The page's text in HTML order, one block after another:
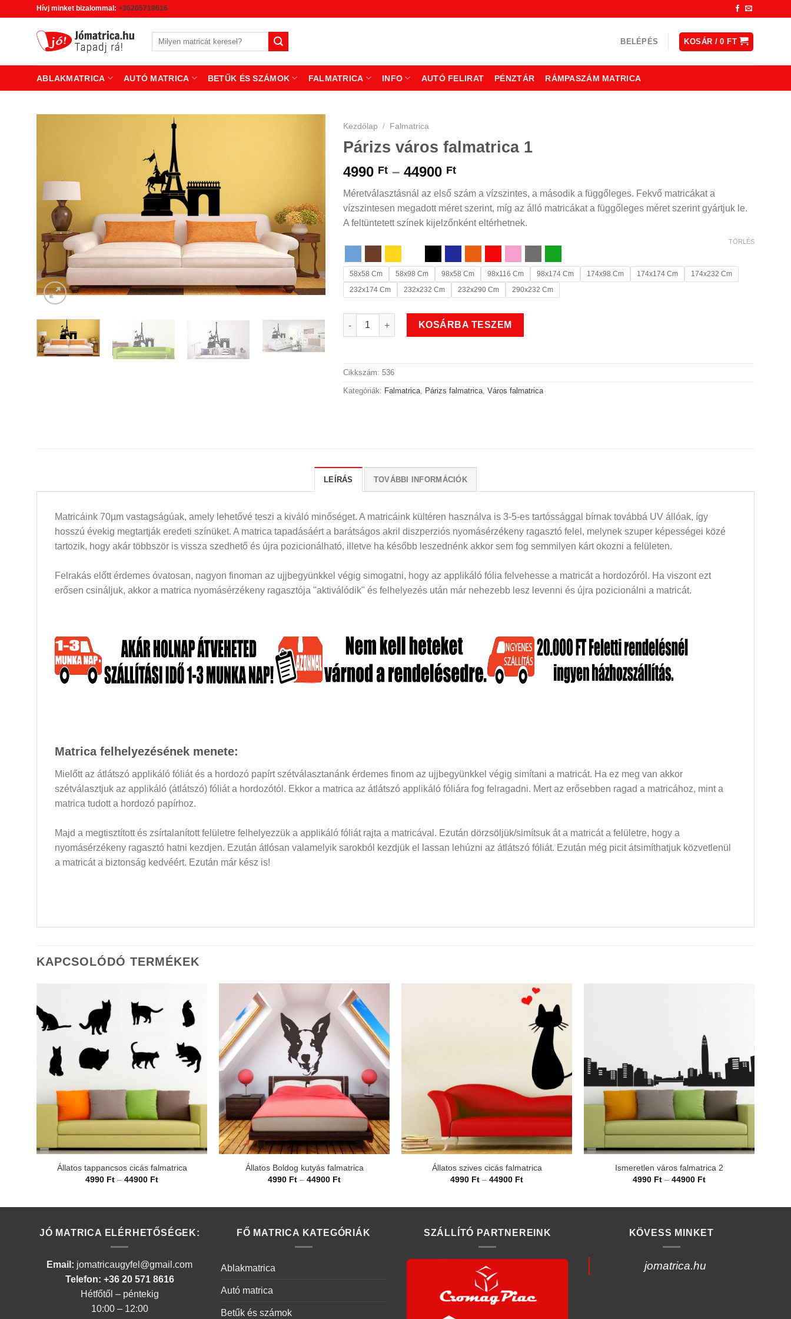
Hívj minket bizalommal: +36205718616
Keresés
BELÉPÉS KOSÁR /0FT
ABLAKMATRICA AUTÓ MATRICA BETŰK ÉS SZÁMOK FALMATRICA INFO AUTÓ FELIRAT PÉNZTÁR RÁMPASZÁM MATRICA
Kezdőlap / Falmatrica
Párizs város falmatrica 1
4990 Ft – 44900 FtÁrtartomány:
4990 Ft
-
44900 Ft
Méretválasztásnál az első szám a vízszintes, a második a függőleges. Fekvő matricákat a
vízszintesen megadott méret szerint, míg az álló matricákat a függőleges méret szerint gyártjuk le.
A feltüntetett színek kijelzőnként eltérhetnek.
58x58 Cm 58x98 Cm 98x58 Cm 98x116 Cm 98x174 Cm 174x98 Cm 174x174 Cm
174x232 Cm
232x174 Cm
232x232 Cm 232x290 Cm 290x232 Cm
TÖRLÉS
Párizs város falmatrica 1 mennyiség
KOSÁRBA TESZEM
Cikkszám: 536
Kategóriák: Falmatrica, Párizs falmatrica, Város falmatrica
LEÍRÁS TOVÁBBI INFORMÁCIÓK
Matricáink 70µm vastagságúak, amely lehetővé teszi a kiváló minőséget. A matricáink kültéren használva is 3-5-es tartóssággal bírnak továbbá UV állóak, így
hosszú évekig megtartják eredeti színüket. A matrica tapadásáért a barátságos akril diszperziós nyomásérzékeny ragasztó felel, melynek szuper képességei közé
tartozik, hogy akár többször is vissza szedhető és újra pozicionálható, illetve ha később leszednénk akkor sem fog semmilyen kárt okozni a felületen.
Felrakás előtt érdemes óvatosan, nagyon finoman az ujjbegyünkkel végig simogatni, hogy az applikáló fólia felvehesse a matricát a hordozóról. Ha viszont ezt
erősen csináljuk, akkor a matrica nyomásérzékeny ragasztója "aktiválódik" és felhelyezés után már nehezebb lesz levenni és újra pozicionálni a matricát.
Matrica felhelyezésének menete:
Mielőtt az átlátszó applikáló fóliát és a hordozó papírt szétválasztanánk érdemes finom az ujjbegyünkkel végig simítani a matricát. Ha ez meg van akkor
szétválasztjuk az applikáló (átlátszó) fóliát a hordozótól. Ekkor a matrica az átlátszó applikáló fóliára fog felragadni. Mert az erősebben ragad a matricához, mint a
matrica tudott a hordozó papírhoz.
Majd a megtisztított és zsírtalanított felületre felhelyezzük a applikáló fóliát rajta a matricával. Ezután dörzsöljük/simítsuk át a matricát a felületre, hogy a
nyomásérzékeny ragasztó hatni kezdjen. Ezután átlósan valamelyik sarokból kezdjük el lassan lehúzni az átlátszó fóliát. Ezután még picit átsimíthatjuk közvetlenül
a matricát a biztonság kedvéért. Ezután már kész is!
KAPCSOLÓDÓ TERMÉKEK
Állatos tappancsos cicás falmatrica
4990 Ft – 44900 FtÁrtartomány:
Állatos Boldog kutyás falmatrica
4990 Ft – 44900 FtÁrtartomány:
Állatos szives cicás falmatrica
4990 Ft – 44900 FtÁrtartomány:
Ismeretlen város falmatrica 2
4990 Ft – 44900 FtÁrtartomány:
JÓ MATRICA ELÉRHETŐSÉGEK:
Email: jomatricaugyfel@gmail.com
Telefon: +36 20 571 8616
Hétfőtől – péntekig
10:00 – 12:00
FŐ MATRICA KATEGÓRIÁK
Ablakmatrica
Autó matrica
Betűk és számok
SZÁLLÍTÓ PARTNEREINK KÖVESS MINKET
jomatrica.hu